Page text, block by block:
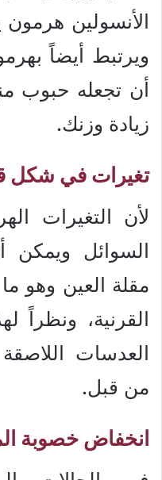
الأنسولين
ويرتبط أيضاً
أن تجعله حبوب
زيادة وزنك.
تغيرات في شكل
لأن التغيرات
السوائل ويمكن
مقلة العين وهو
القرنية، ونظراً
العدسات
من قبل.
انخفاض خصوبة